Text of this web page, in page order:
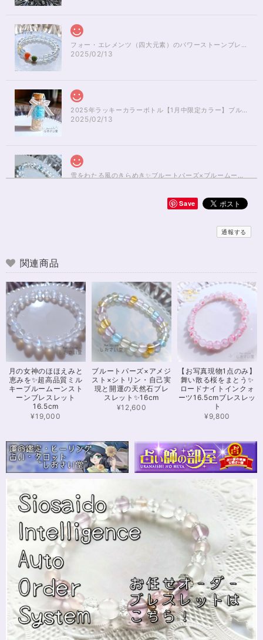
フォー・エレメンツ（四大元素）のパワーストーンブレスレット✨レインボーオーラ16cm
2025/02/13
2025年ラッキーカラーボトル【1月中限定カラー】ブルーアパタイト×ルチルクォーツさざれ石
2025/02/13
雪をわたる風のきらめき✨ブルートパーズ×ブルームーンストーンブレスレット17cm
ョンが上がりました！ ラッピングも可愛く、梱包もすごく丁寧で袋を開け
るのが 勿体無いくらいでした！ おまけで付いてきたさざれも可愛くて綺麗
うございました！ また機会があったら利用したいと思います。 この度は本
当にありがとうございました！
※16.5cmオーダー 努力を成功に導く✨ガーネット入りブレスレット15cm
2024/12/18
可愛いお品をありがとうございます。陽に当たるとキラキラして、とても可
愛いです！とくにシトリンの色味がとても気に入りました。まだ、気になる
ブレスレットがたくさんあったので、また購入させていただきたいと思いま
す。また親切で迅速、丁寧な対応をしてくださりありがとうございました。
2024/11/25
ありました きれいな石をありがとうございます⭐︎
シンデレラのパワーストーンブレスレット「夢は希むもの」✨ブルーカルセドニー16cm
ステンレス→水晶変更
2024/10/24
本日無事に、到着しました！ ワクワクしながら開封しました(*^^*) とって
もキレイな色合いで、手に取るとほんのり温かく感じ元気になる気がしま
す！リボンのメッセージも大事にします(*^^*)まさかのお名前が(芸名なの
でしょうかね？^^)同じでびっくり♡嬉しいです♡ 次回は、オーダーをお願
いしてみたいなと思いました！
Save
通報する
関連商品
月の女神のほほえみと
恵みを✨超高品質ミル
キーブルームーンスト
ーンブレスレット
16.5cm
¥19,000
ブルートパーズ×アメジ
スト×シトリン・自己実
現と開運の天然石ブレ
スレット✨16cm
¥12,600
【お写真現物1点のみ】
舞い散る桜をまとう✨
ロードナイトインクォ
ーツ16.5cmブレスレッ
ト
¥9,800